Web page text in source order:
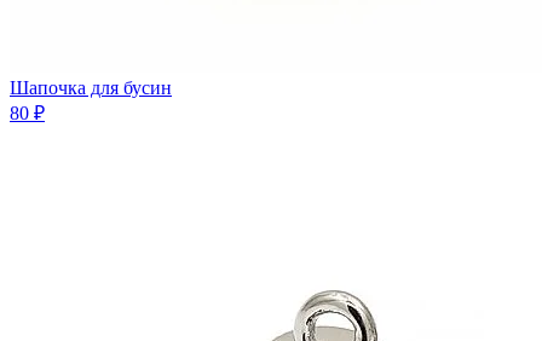
Шaпочка для бусин
80 ₽